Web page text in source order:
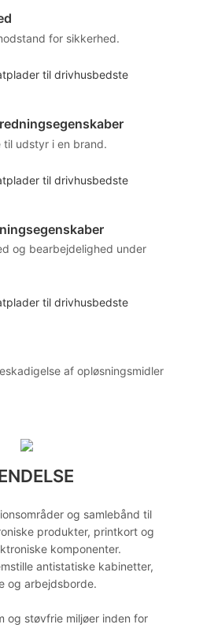
for sikkerhed.
udstyr i en brand.
og bearbejdelighed under
af opløsningsmidler
og samlebånd til
produkter, printkort og
komponenter.
antistatiske kabinetter,
og arbejdsborde.
og støvfrie miljøer inden for